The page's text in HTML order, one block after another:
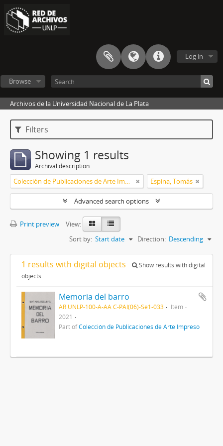
Log in
Browse
Archivos de la Universidad Nacional de La Plata
Filters
Showing 1 results
Archival description
Colección de Publicaciones de Arte Impreso Espina, Tomás
Advanced search options
Print preview
View:
Sort by: Start date Direction: Descending
1 results with digital objects
Show results with digital
objects
Memoria del barro
AR UNLP-100-A-AA C-PAI(06)-Se1-033
Item
2021
Part ofColección de Publicaciones de Arte Impreso